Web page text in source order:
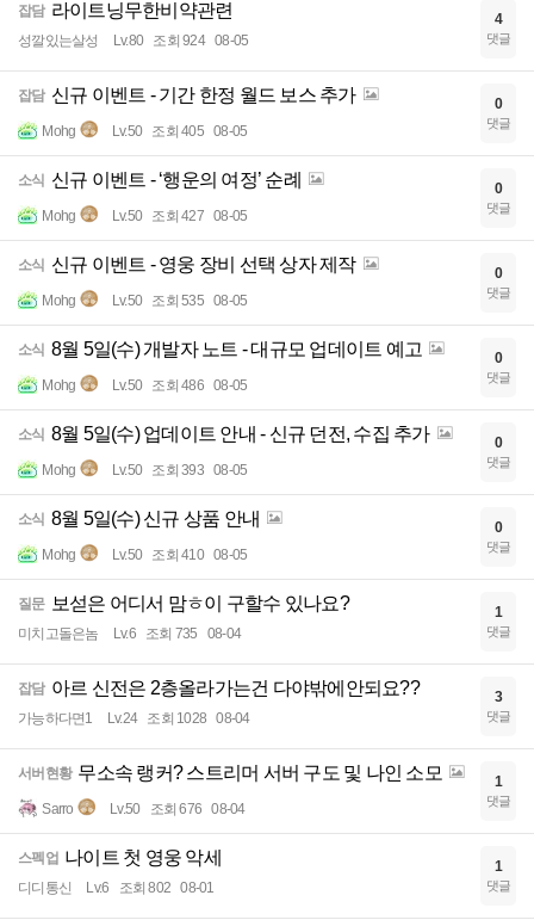
잡담 라이트닝무한비약관련
성깔있는살성 Lv.80 조회 924 08-05
4
댓글
잡담 신규 이벤트 - 기간 한정 월드 보스 추가
Mohg Lv.50 조회 405 08-05
0
댓글
소식 신규 이벤트 - ‘행운의 여정’ 순례
Mohg Lv.50 조회 427 08-05
0
댓글
소식 신규 이벤트 - 영웅 장비 선택 상자 제작
Mohg Lv.50 조회 535 08-05
0
댓글
소식 8월 5일(수) 개발자 노트 - 대규모 업데이트 예고
Mohg Lv.50 조회 486 08-05
0
댓글
소식 8월 5일(수) 업데이트 안내 - 신규 던전, 수집 추가
Mohg Lv.50 조회 393 08-05
0
댓글
소식 8월 5일(수) 신규 상품 안내
Mohg Lv.50 조회 410 08-05
0
댓글
질문 보섣은 어디서 맘ㅎ이 구할수 있나요?
미치고돌은놈 Lv.6 조회 735 08-04
1
댓글
잡담 아르 신전은 2층올라가는건 다야밖에안되요??
가능하다면1 Lv.24 조회 1028 08-04
3
댓글
서버현황 무소속 랭커? 스트리머 서버 구도 및 나인 소모
Sarro Lv.50 조회 676 08-04
1
댓글
스펙업 나이트 첫 영웅 악세
디디통신 Lv.6 조회 802 08-01
1
댓글